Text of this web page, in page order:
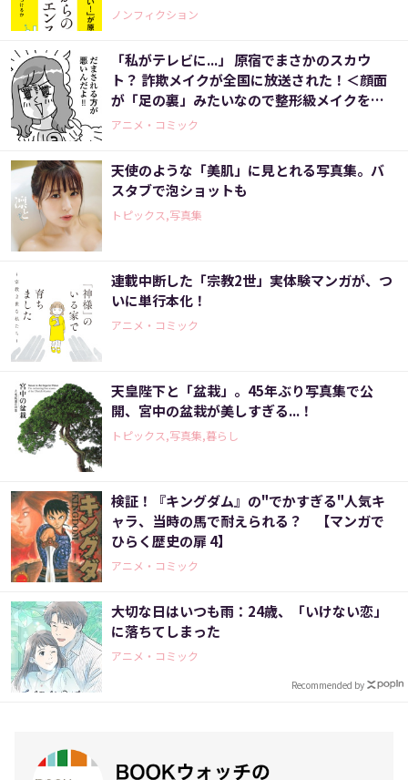
ノンフィクション
「私がテレビに...」 原宿でまさかのスカウ
ト？ 詐欺メイクが全国に放送された！＜顔面
が「足の裏」みたいなので整形級メイクを仕
事にしました（10）＞
アニメ・コミック
天使のような「美肌」に見とれる写真集。バ
スタブで泡ショットも
トピックス,写真集
連載中断した「宗教2世」実体験マンガが、つ
いに単行本化！
アニメ・コミック
天皇陛下と「盆栽」。45年ぶり写真集で公
開、宮中の盆栽が美しすぎる...！
トピックス,写真集,暮らし
検証！『キングダム』の"でかすぎる"人気キ
ャラ、当時の馬で耐えられる？ 【マンガで
ひらく歴史の扉 4】
アニメ・コミック
大切な日はいつも雨：24歳、「いけない恋」
に落ちてしまった
アニメ・コミック
Recommended by